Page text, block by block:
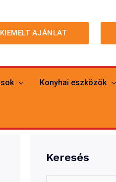
KIEMELT AJÁNLAT
Konyhai eszközök
Keresés